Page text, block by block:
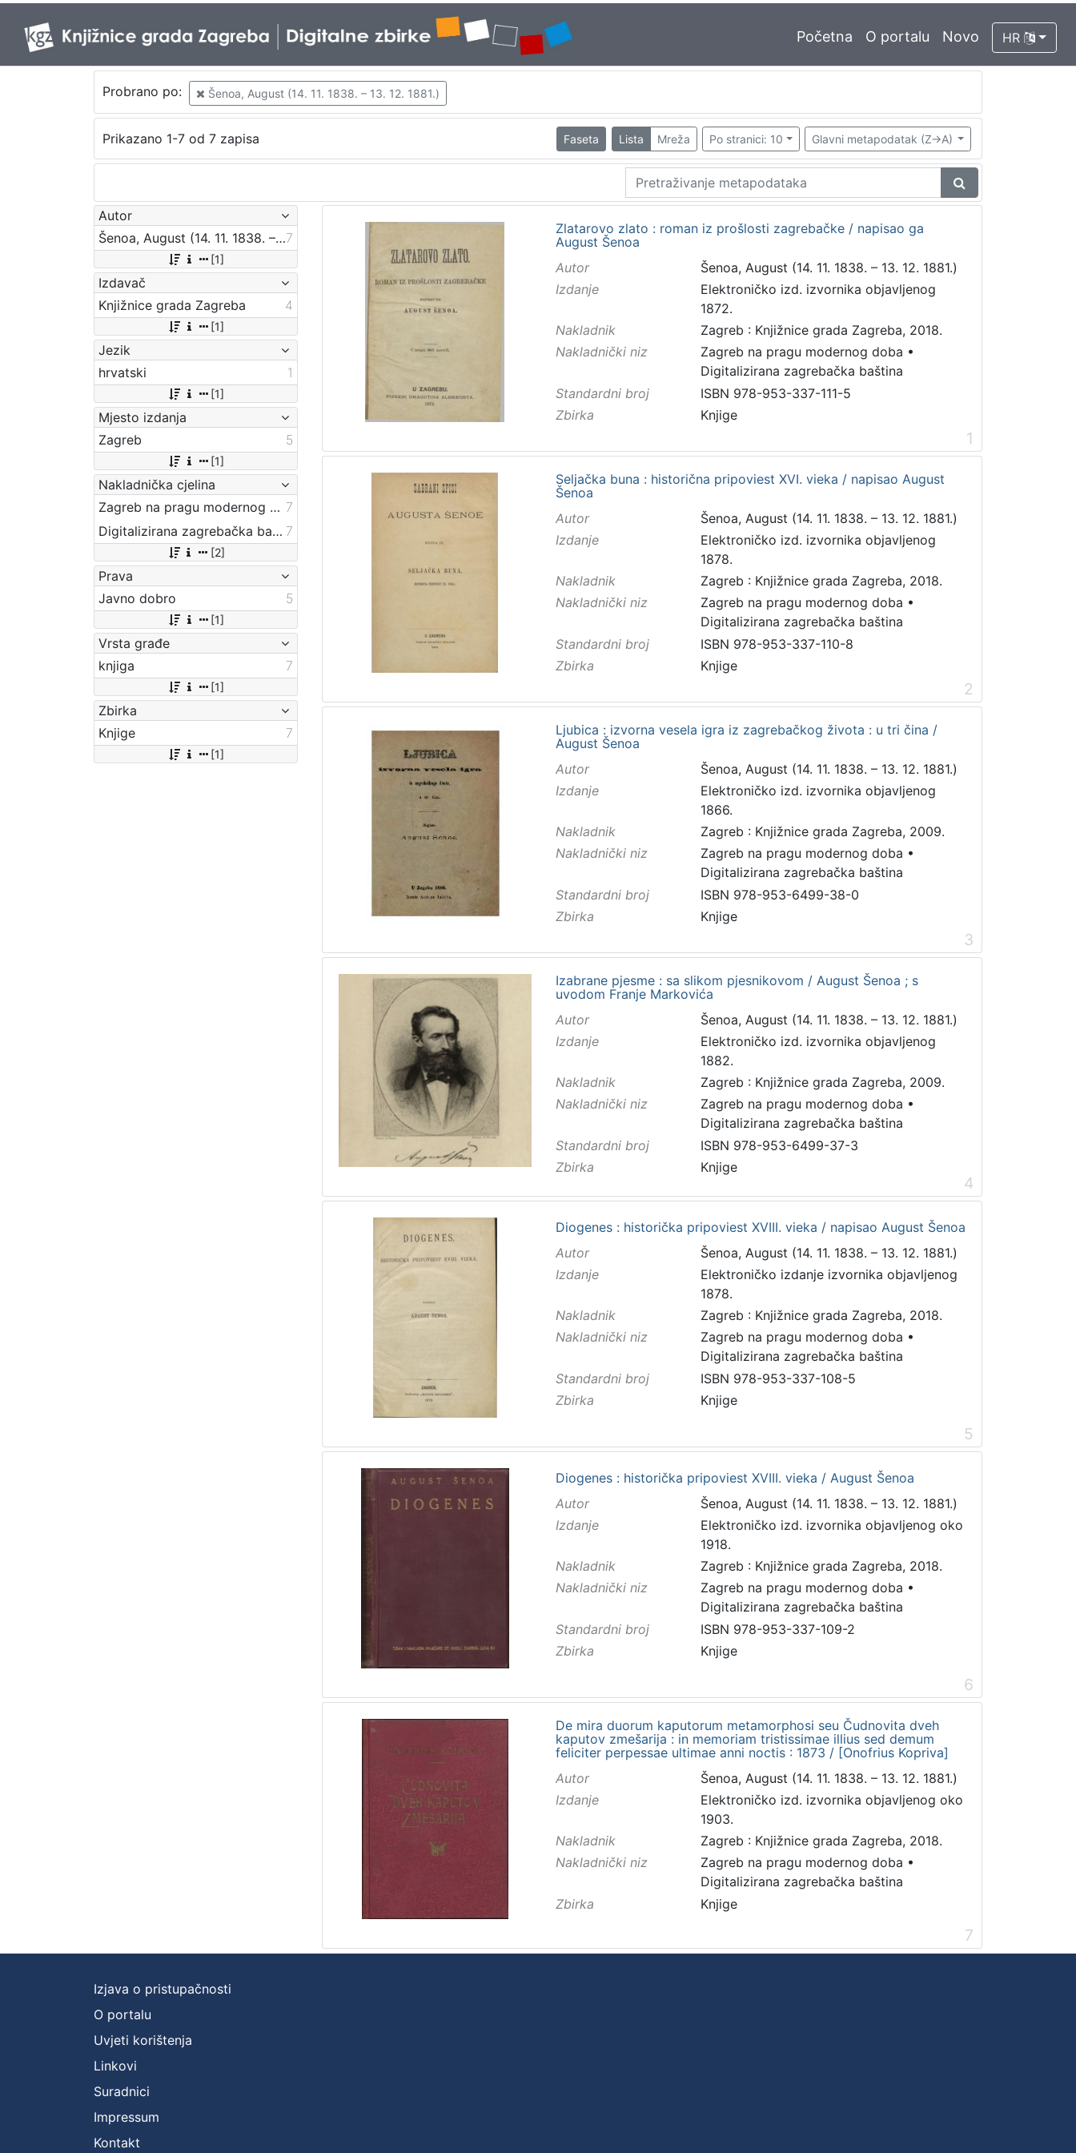
Početna O portalu Novo HR
Probrano po: Šenoa, August (14. 11. 1838. – 13. 12. 1881.)
Prikazano 1-7 od 7 zapisa Faseta Lista Mreža Po stranici: 10 Glavni metapodatak (Z->A)
Autor
Šenoa, August (14. 11. 1838. – 13. 12. 1881.)7
[1]
Izdavač
Knjižnice grada Zagreba
4
[1]
Jezik
hrvatski
1
[1]
Mjesto izdanja
Zagreb
5
[1]
Nakladnička cjelina
Zagreb na pragu modernog doba 7
Digitalizirana zagrebačka baština 7
[2]
Prava
Javno dobro
5
[1]
Vrsta građe
knjiga
7
[1]
Zbirka
Knjige
7
[1]
Zlatarovo zlato : roman iz prošlosti zagrebačke / napisao ga
August Šenoa
Autor
Šenoa, August (14. 11. 1838. – 13. 12. 1881.)
Izdanje
Elektroničko izd. izvornika objavljenog
1872.
Nakladnik
Zagreb : Knjižnice grada Zagreba, 2018.
Nakladnički niz
Zagreb na pragu modernog doba •
Digitalizirana zagrebačka baština
Standardni broj
ISBN 978-953-337-111-5
Zbirka
Knjige
1
Seljačka buna : historična pripoviest XVI. vieka / napisao August
Šenoa
Autor
Šenoa, August (14. 11. 1838. – 13. 12. 1881.)
Izdanje
Elektroničko izd. izvornika objavljenog
1878.
Nakladnik
Zagreb : Knjižnice grada Zagreba, 2018.
Nakladnički niz
Zagreb na pragu modernog doba •
Digitalizirana zagrebačka baština
Standardni broj
ISBN 978-953-337-110-8
Zbirka
Knjige
2
Ljubica : izvorna vesela igra iz zagrebačkog života : u tri čina /
August Šenoa
Autor
Šenoa, August (14. 11. 1838. – 13. 12. 1881.)
Izdanje
Elektroničko izd. izvornika objavljenog
1866.
Nakladnik
Zagreb : Knjižnice grada Zagreba, 2009.
Nakladnički niz
Zagreb na pragu modernog doba •
Digitalizirana zagrebačka baština
Standardni broj
ISBN 978-953-6499-38-0
Zbirka
Knjige
3
Izabrane pjesme : sa slikom pjesnikovom / August Šenoa ; s
uvodom Franje Markovića
Autor
Šenoa, August (14. 11. 1838. – 13. 12. 1881.)
Izdanje
Elektroničko izd. izvornika objavljenog
1882.
Nakladnik
Zagreb : Knjižnice grada Zagreba, 2009.
Nakladnički niz
Zagreb na pragu modernog doba •
Digitalizirana zagrebačka baština
Standardni broj
ISBN 978-953-6499-37-3
Zbirka
Knjige
4
Diogenes : historička pripoviest XVIII. vieka / napisao August Šenoa
Autor
Šenoa, August (14. 11. 1838. – 13. 12. 1881.)
Izdanje
Elektroničko izdanje izvornika objavljenog
1878.
Nakladnik
Zagreb : Knjižnice grada Zagreba, 2018.
Nakladnički niz
Zagreb na pragu modernog doba •
Digitalizirana zagrebačka baština
Standardni broj
ISBN 978-953-337-108-5
Zbirka
Knjige
5
Diogenes : historička pripoviest XVIII. vieka / August Šenoa
Autor
Šenoa, August (14. 11. 1838. – 13. 12. 1881.)
Izdanje
Elektroničko izd. izvornika objavljenog oko
1918.
Nakladnik
Zagreb : Knjižnice grada Zagreba, 2018.
Nakladnički niz
Zagreb na pragu modernog doba •
Digitalizirana zagrebačka baština
Standardni broj
ISBN 978-953-337-109-2
Zbirka
Knjige
6
De mira duorum kaputorum metamorphosi seu Čudnovita dveh
kaputov zmešarija : in memoriam tristissimae illius sed demum
feliciter perpessae ultimae anni noctis : 1873 / [Onofrius Kopriva]
Autor
Šenoa, August (14. 11. 1838. – 13. 12. 1881.)
Izdanje
Elektroničko izd. izvornika objavljenog oko
1903.
Nakladnik
Zagreb : Knjižnice grada Zagreba, 2018.
Nakladnički niz
Zagreb na pragu modernog doba •
Digitalizirana zagrebačka baština
Zbirka
Knjige
7
Izjava o pristupačnosti
O portalu
Uvjeti korištenja
Linkovi
Suradnici
Impressum
Kontakt